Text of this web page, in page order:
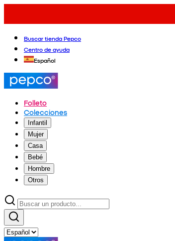
Buscar tienda Pepco
Centro de ayuda
Español
Folleto
Colecciones
Infantil
Mujer
Casa
Bebé
Hombre
Otros